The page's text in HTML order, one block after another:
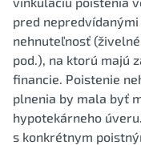
pred
nehnuteľnosť
pod.), na ktorú majú
financie. Poistenie
plnenia by mala byť
hypotekárneho
s konkrétnym